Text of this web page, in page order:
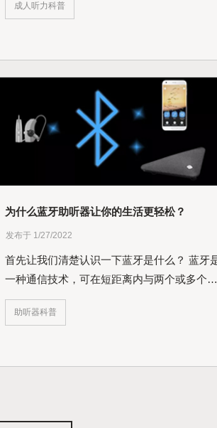
成人听力科普
为什么蓝牙助听器让你的生活更轻松？
发布于 1/27/2022
首先让我们清楚认识一下蓝牙是什么？ 蓝牙是
一种通信技术，可在短距离内与两个或多个电
子...
助听器科普